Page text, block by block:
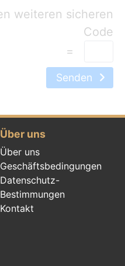
=
Senden
Über uns
Über uns
Geschäftsbedingungen
Datenschutz-
Bestimmungen
Kontakt